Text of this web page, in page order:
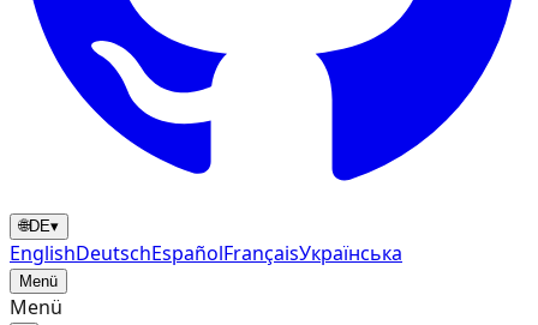
🌐DE▾
EnglishDeutschEspañolFrançaisУкраїнська
Menü
Menü